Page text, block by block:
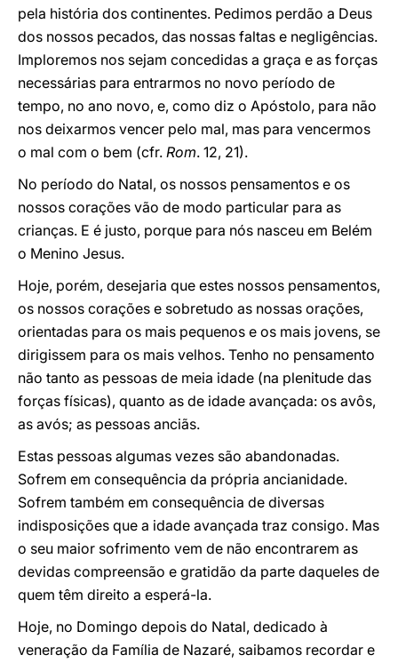
pela história dos continentes. Pedimos perdão a Deus
dos nossos pecados, das nossas faltas e negligências.
Imploremos nos sejam concedidas a graça e as forças
necessárias para entrarmos no novo período de
tempo, no ano novo, e, como diz o Apóstolo, para não
nos deixarmos vencer pelo mal, mas para vencermos
o mal com o bem (cfr. Rom. 12, 21).
No período do Natal, os nossos pensamentos e os
nossos corações vão de modo particular para as
crianças. E é justo, porque para nós nasceu em Belém
o Menino Jesus.
Hoje, porém, desejaria que estes nossos pensamentos,
os nossos corações e sobretudo as nossas orações,
orientadas para os mais pequenos e os mais jovens, se
dirigissem para os mais velhos. Tenho no pensamento
não tanto as pessoas de meia idade (na plenitude das
forças físicas), quanto as de idade avançada: os avôs,
as avós; as pessoas anciãs.
Estas pessoas algumas vezes são abandonadas.
Sofrem em consequência da própria ancianidade.
Sofrem também em consequência de diversas
indisposições que a idade avançada traz consigo. Mas
o seu maior sofrimento vem de não encontrarem as
devidas compreensão e gratidão da parte daqueles de
quem têm direito a esperá-la.
Hoje, no Domingo depois do Natal, dedicado à
veneração da Família de Nazaré, saibamos recordar e